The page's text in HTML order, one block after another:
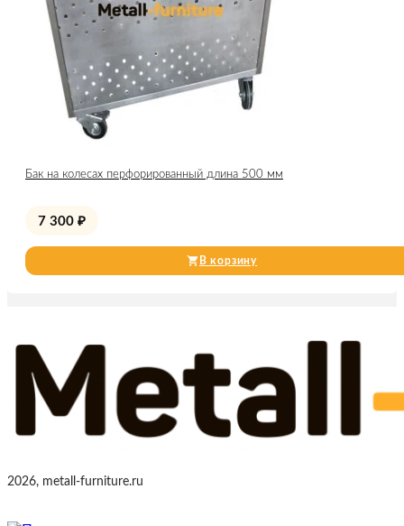
Бак на колесах перфорированный длина 500 мм
7 300 ₽
В корзину
2026, metall-furniture.ru